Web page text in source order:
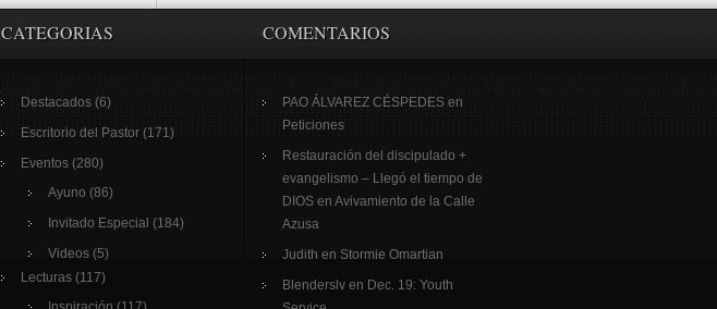
CATEGORIAS
Destacados (6)
Escritorio del Pastor (171)
Eventos (280)
Ayuno (86)
Invitado Especial (184)
Videos (5)
Lecturas (117)
COMENTARIOS
PAO ÁLVAREZ CÉSPEDES en
Peticiones
Restauración del discipulado +
evangelismo – Llegó el tiempo de
DIOS en Avivamiento de la Calle
Azusa
Judith en Stormie Omartian
Blenderslv en Dec. 19: Youth